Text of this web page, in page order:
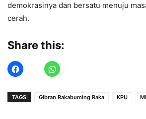
demokrasinya dan bersatu menuju
cerah.
Share this:
TAGS Gibran Rakabuming Raka KPU